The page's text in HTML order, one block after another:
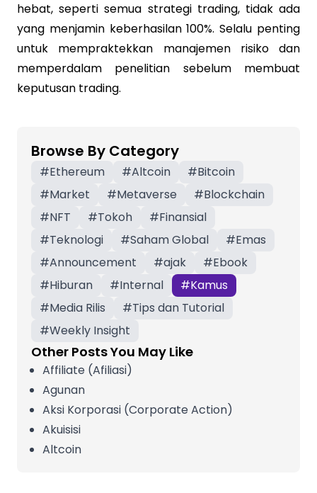
hebat, seperti semua strategi trading, tidak ada
yang menjamin keberhasilan 100%. Selalu penting
untuk mempraktekkan manajemen risiko dan
memperdalam penelitian sebelum membuat
keputusan trading.
Browse By Category
#Ethereum #Altcoin #Bitcoin
#Market #Metaverse #Blockchain
#NFT #Tokoh #Finansial
#Teknologi #Saham Global #Emas
#Announcement #ajak #Ebook
#Hiburan #Internal #Kamus
#Media Rilis #Tips dan Tutorial
#Weekly Insight
Other Posts You May Like
Affiliate (Afiliasi)
Agunan
Aksi Korporasi (Corporate Action)
Akuisisi
Altcoin